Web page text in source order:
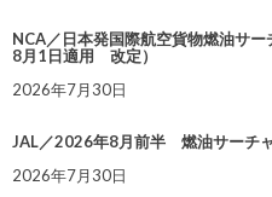
NCA／日本発国際航空貨物燃油サ
8月1日適用 改定）
2026年7月30日
JAL／2026年8月前半 燃油サーチ
2026年7月30日